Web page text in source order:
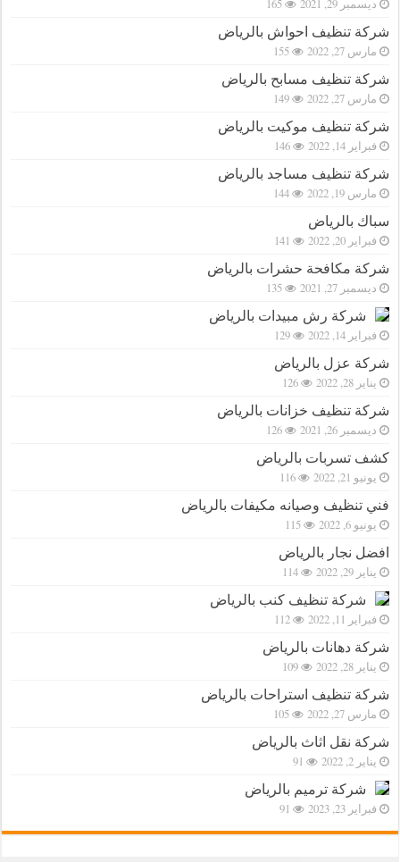
ديسمبر 29, 2021 165
شركة تنظيف احواش بالرياض
مارس 27, 2022 155
شركة تنظيف مسابح بالرياض
مارس 27, 2022 149
شركة تنظيف موكيت بالرياض
فبراير 14, 2022 146
شركة تنظيف مساجد بالرياض
مارس 19, 2022 144
سباك بالرياض
فبراير 20, 2022 141
شركة مكافحة حشرات بالرياض
ديسمبر 27, 2021 135
شركة رش مبيدات بالرياض
فبراير 14, 2022 129
شركة عزل بالرياض
يناير 28, 2022 126
شركة تنظيف خزانات بالرياض
ديسمبر 26, 2021 126
كشف تسربات بالرياض
يونيو 21, 2022 116
فني تنظيف وصيانه مكيفات بالرياض
يونيو 6, 2022 115
افضل نجار بالرياض
يناير 29, 2022 114
شركة تنظيف كنب بالرياض
فبراير 11, 2022 112
شركة دهانات بالرياض
يناير 28, 2022 109
شركة تنظيف استراحات بالرياض
مارس 27, 2022 105
شركة نقل اثاث بالرياض
يناير 2, 2022 91
شركة ترميم بالرياض
فبراير 23, 2023 91